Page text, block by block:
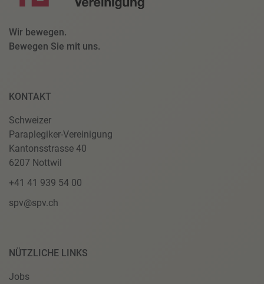
Wir bewegen.
Bewegen Sie mit uns.
KONTAKT
Schweizer
Paraplegiker-Vereinigung
Kantonsstrasse 40
6207 Nottwil
+41 41 939 54 00
spv@spv.ch
NÜTZLICHE LINKS
Jobs